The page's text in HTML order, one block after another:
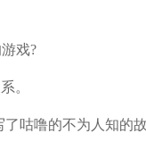
戏?
。
咕噜的不为人知的